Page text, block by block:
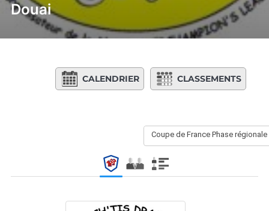
Douai
CALENDRIER CLASSEMENTS
Coupe de France Phase régionale